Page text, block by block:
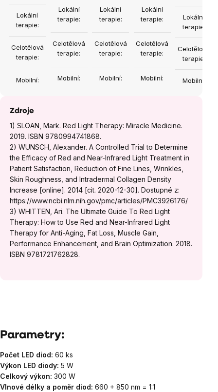
Lokální
terapie:
Celotělová
terapie:
Mobilní:
Lokální
terapie:
Celotělová
terapie:
Mobilní:
Lokální
terapie:
Celotělová
terapie:
Mobilní:
Lokální
terapie:
Celotělová
terapie:
Mobilní:
Lokální
terapie:
Celotělová
terapie:
Mobilní:
Zdroje
1) SLOAN, Mark. Red Light Therapy: Miracle Medicine.
2019. ISBN 9780994741868.
2) WUNSCH, Alexander. A Controlled Trial to Determine
the Efficacy of Red and Near-Infrared Light Treatment in
Patient Satisfaction, Reduction of Fine Lines, Wrinkles,
Skin Roughness, and Intradermal Collagen Density
Increase [online]. 2014 [cit. 2020-12-30]. Dostupné z:
https://www.ncbi.nlm.nih.gov/pmc/articles/PMC3926176/
3) WHITTEN, Ari. The Ultimate Guide To Red Light
Therapy: How to Use Red and Near-Infrared Light
Therapy for Anti-Aging, Fat Loss, Muscle Gain,
Performance Enhancement, and Brain Optimization. 2018.
ISBN 9781721762828.
Parametry:
Počet LED diod: 60 ks
Výkon LED diody: 5 W
Celkový výkon: 300 W
Vlnové délky a poměr diod: 660 + 850 nm = 1:1